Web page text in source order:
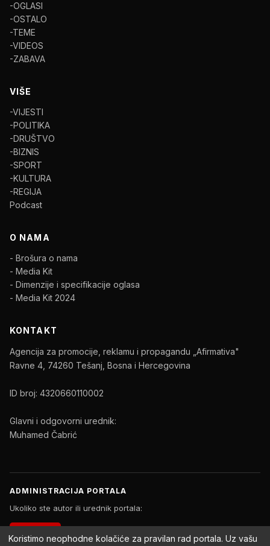
-OGLASI
-OSTALO
-TEME
-VIDEOS
-ZABAVA
VIŠE
-VIJESTI
-POLITIKA
-DRUŠTVO
-BIZNIS
-SPORT
-KULTURA
-REGIJA
Podcast
O NAMA
- Brošura o nama
- Media Kit
- Dimenzije i specifikacije oglasa
- Media Kit 2024
KONTAKT
Agencija za promocije, reklamu i propagandu „Afirmativa"
Ravne 4, 74260 Tešanj, Bosna i Hercegovina
ID broj: 4320660110002
Glavni i odgovorni urednik:
Muhamed Čabrić
ADMINISTRACIJA PORTALA
Ukoliko ste autor ili urednik portala:
Koristimo neophodne kolačiće za pravilan rad portala. Uz vašu